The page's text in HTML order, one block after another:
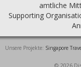
amtliche
Supporting
Unsere Projekte: Singapore
© 2026